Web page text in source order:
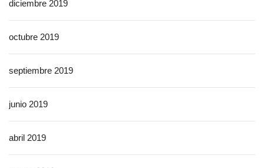
diciembre 2019
octubre 2019
septiembre 2019
junio 2019
abril 2019